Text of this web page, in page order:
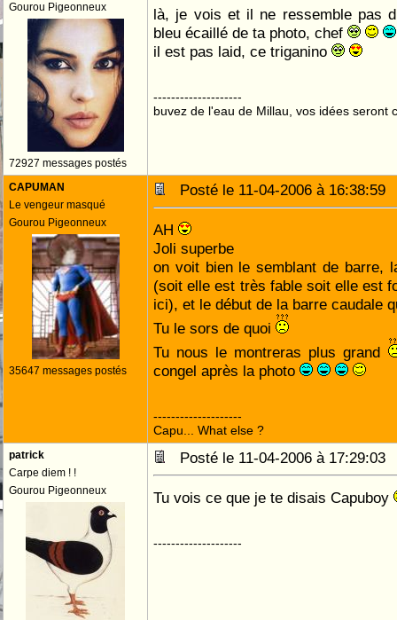
Gourou Pigeonneux
72927 messages postés
là, je vois et il ne ressemble pas
bleu écaillé de ta photo, chef
il est pas laid, ce triganino
--------------------
buvez de l'eau de Millau, vos idées seront
CAPUMAN
Le vengeur masqué
Gourou Pigeonneux
35647 messages postés
Posté le 11-04-2006 à
AH
Joli superbe
on voit bien le semblant de barre,
(soit elle est très fable soit elle est
ici), et le début de la barre caudale
Tu le sors de quoi
Tu nous le montreras plus grand
congel après la photo
--------------------
Capu... What else ?
patrick
Carpe diem ! !
Gourou Pigeonneux
Posté le 11-04-2006 à
Tu vois ce que je te disais Capuboy
--------------------